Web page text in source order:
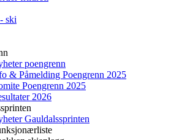
ski
poengrenn
& Påmelding Poengrenn 2025
Poengrenn 2025
2026
Gauldalssprinten